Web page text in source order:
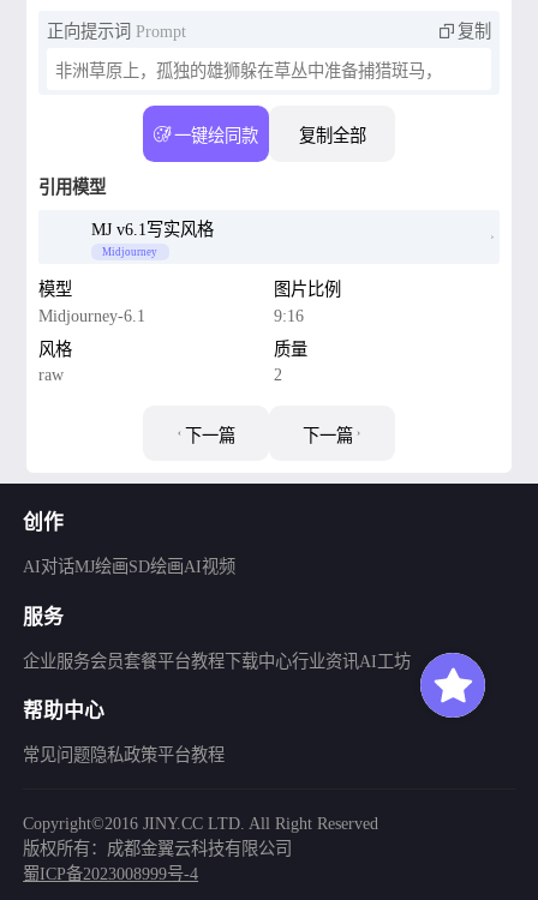
正向提示词 Prompt 复制
非洲草原上，孤独的雄狮躲在草丛中准备捕猎斑马，
一键绘同款 复制全部
引用模型
MJ v6.1写实风格
Midjourney
模型
Midjourney-6.1
图片比例
9:16
风格
raw
质量
2
下一篇 下一篇
创作
AI对话MJ绘画SD绘画AI视频
服务
企业服务会员套餐平台教程 下载中心行业资讯AI工坊
帮助中心
常见问题隐私政策平台教程
Copyright©2016 JINY.CC LTD. All Right Reserved
版权所有：成都金翼云科技有限公司
蜀ICP备2023008999号-4